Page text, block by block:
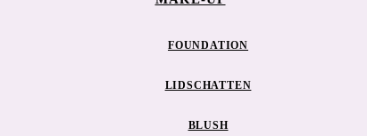
FOUNDATION
LIDSCHATTEN
BLUSH